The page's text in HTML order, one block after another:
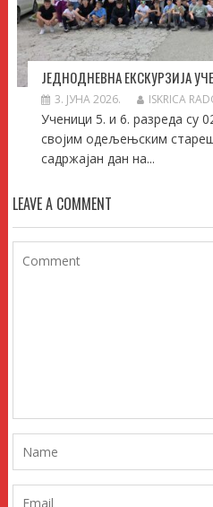
ЈЕДНОДНЕВНА ЕКСКУРЗИЈА
3. ЈУНА 2026. ISKRICA
Ученици 5. и 6. разреда су
својим одељењским
садржајан дан на...
LEAVE A COMMENT